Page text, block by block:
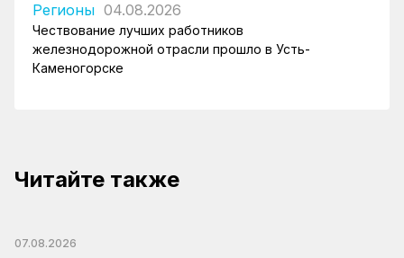
Регионы 04.08.2026
Чествование лучших работников
железнодорожной отрасли прошло в Усть-
Каменогорске
Читайте также
07.08.2026